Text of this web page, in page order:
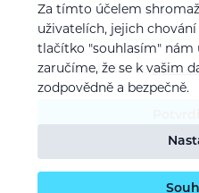
Souhlasím se
Za tímto účelem
uživatelích, jejich
tlačítko "souhlasím" nám
zaručíme, že se k vašim
zodpovědně a bezpečně.